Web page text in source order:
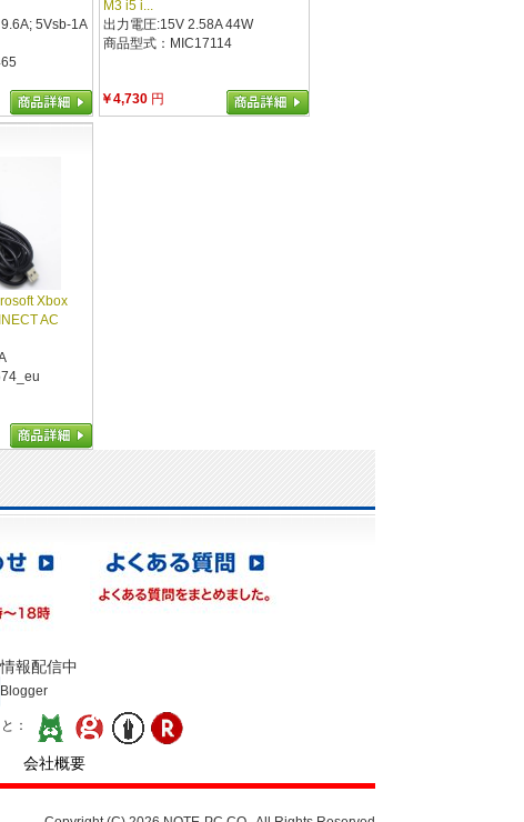
5Vsb-1A
M3 i5 i...
出力電圧:15V 2.58A 44W
商品型式：MIC17114
￥4,730 円
Xbox
AC
報配信中
Blogger
：
会社概要